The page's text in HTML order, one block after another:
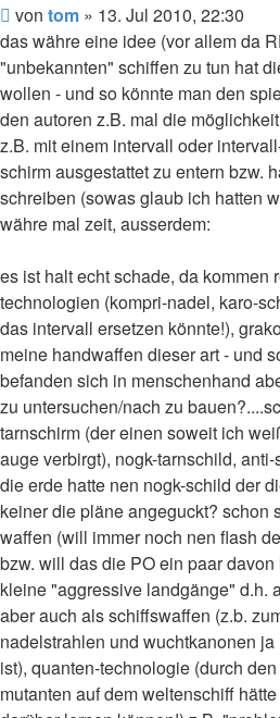
Beitrag
von tom » 13. Jul 2010, 22:30
das währe eine idee (vor allem da
"unbekannten" schiffen zu tun hat
wollen - und so könnte man den
den autoren z.B. mal die
z.B. mit einem intervall oder
schirm ausgestattet zu entern bzw.
schreiben (sowas glaub ich hatten
währe mal zeit, ausserdem:
es ist halt echt schade, da kommen
technologien (kompri-nadel, karo-
das intervall ersetzen könnte!),
meine handwaffen dieser art - und
befanden sich in menschenhand
zu untersuchen/nach zu
tarnschirm (der einen soweit ich
auge verbirgt), nogk-tarnschild,
die erde hatte nen nogk-schild der
keiner die pläne angeguckt? schon
waffen (will immer noch nen flash
bzw. will das die PO ein paar
kleine "aggressive landgänge" d.h.
aber auch als schiffswaffen (z.b.
nadelstrahlen und wuchtkanonen
ist), quanten-technologie (durch
mutanten auf dem weltenschiff